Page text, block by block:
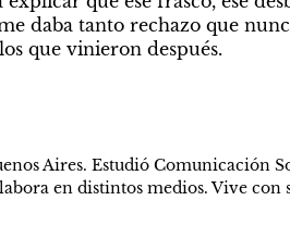
daba tanto rechazo que
que vinieron después.
Aires. Estudió Comunicación
en distintos medios. Vive con